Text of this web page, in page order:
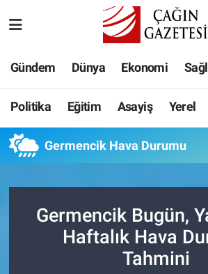
Gündem Dünya Ekonomi
Politika Eğitim Asayiş Yerel
Germencik Hava Durumu
Germencik Bugün,
Haftalık Hava
Tahmini
Eğitim
Asayiş
Yerel
Kültür & Sanat
Hava Durumu
Namaz Vakitleri
Trafik Durumu
Tüm Manşetler
Son Dakika Haberleri